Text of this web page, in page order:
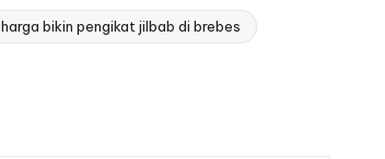
harga bikin pengikat jilbab di brebes